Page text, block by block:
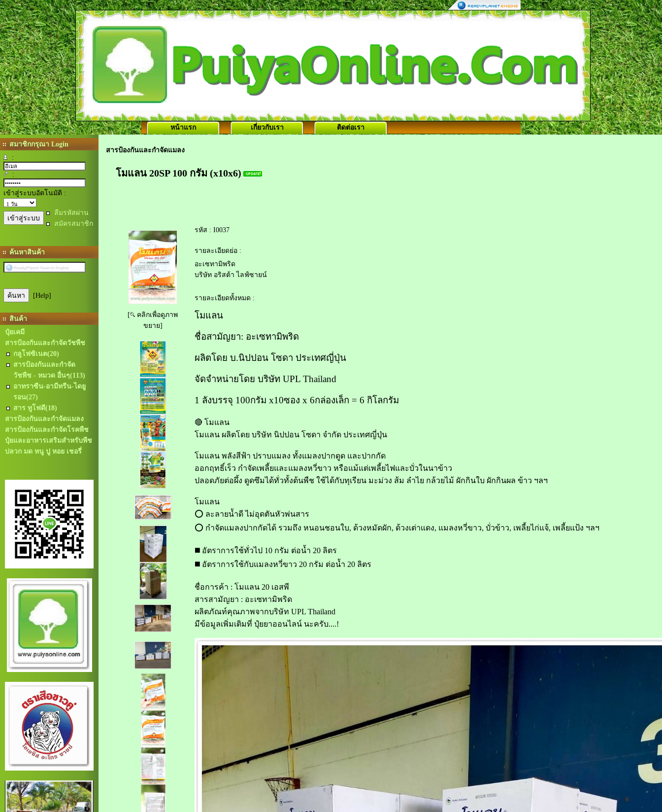
หน้าแรก เกี่ยวกับเรา ติดต่อเรา
สมาชิกกรุณา Login
:
:
เข้าสู่ระบบอัตโนมัติ :
ลืมรหัสผ่าน
สมัครสมาชิก
ค้นหาสินค้า
[Help]
สินค้า
ปุ๋ยเคมี
สารป้องกันและกำจัดวัชพืช
กลูโฟซิเนต(20)
สารป้องกันและกำจัด
วัชพืช - หมวด อื่นๆ(113)
อาทราซีน-อามีทรีน-ไดยู
รอน(27)
สาร ทูโฟดี(18)
สารป้องกันและกำจัดแมลง
สารป้องกันและกำจัดโรคพืช
ปุ๋ยและอาหารเสริมสำหรับพืช
ปลวก มด หนู ปู หอย เชอรี่
สารป้องกันและกำจัดแมลง
โมแลน 20SP 100 กรัม (x10x6)
[
คลิกเพื่อดูภาพ
ขยาย]
รหัส : I0037
รายละเอียดย่อ :
อะเซทามิพริด
บริษัท อริสต้า ไลฟ์ซายน์
รายละเอียดทั้งหมด :
โมแลน
ชื่อสามัญยา: อะเซทามิพริด
ผลิตโดย บ.นิปปอน โซดา ประเทศญี่ปุ่น
จัดจำหน่ายโดย บริษัท UPL Thailand
1 ลังบรรจุ 100กรัม x10ซอง x 6กล่องเล็ก = 6 กิโลกรัม
🔴 โมแลน
โมแลน ผลิตโดย บริษัท นิปปอน โซดา จำกัด ประเทศญี่ปุ่น
โมแลน พลังสีฟ้า ปราบแมลง ทั้งแมลงปากดูด และปากกัด
ออกฤทธิ์เร็ว กำจัดเพลี้ยและแมลงหวี่ขาว หรือแม้แต่เพลี้ยไฟและบั่วในนาข้าว
ปลอดภัยต่อผึ้ง ดูดซึมได้ทั่วทั้งต้นพืช ใช้ได้กับทุเรียน มะม่วง ส้ม ลำไย กล้วยไม้ ผักกินใบ ผักกินผล ข้าว ฯลฯ
โมแลน
⭕️ ละลายนํ้าดี ไม่อุดตันหัวพ่นสาร
⭕️ กําจัดแมลงปากกัดได้ รวมถึง หนอนชอนใบ, ด้วงหมัดผัก, ด้วงเต่าแดง, แมลงหวี่ขาว, บั่วข้าว, เพลี้ยไก่แจ้, เพลี้ยแป้ง ฯลฯ
◼️ อัตราการใช้ทั่วไป 10 กรัม ต่อน้ำ 20 ลิตร
◼️ อัตราการใช้กับแมลงหวี่ขาว 20 กรัม ต่อน้ำ 20 ลิตร
ชื่อการค้า : โมแลน 20 เอสพี
สารสามัญยา : อะเซทามิพริด
ผลิตภัณท์คุณภาพจากบริษัท UPL Thailand
มีข้อมูลเพิ่มเติมที่ ปุ๋ยยาออนไลน์ นะครับ....!